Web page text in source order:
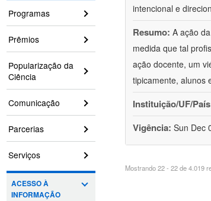
Programas
Prêmios
Popularização da
Ciência
Comunicação
Parcerias
Serviços
ACESSO À
INFORMAÇÃO
intencional e
Resumo: A ação
medida que tal
ação docente, um
tipicamente, alunos
Instituição/UF/
Vigência: Sun Dec
Mostrando 22 - 22 de 4.019